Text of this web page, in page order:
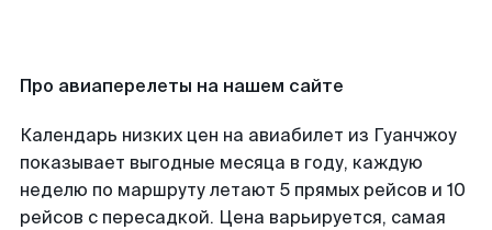
Про авиаперелеты на нашем сайте
Календарь низких цен на авиабилет из Гуанчжоу
показывает выгодные месяца в году, каждую
неделю по маршруту летают 5 прямых рейсов и 10
рейсов с пересадкой. Цена варьируется, самая